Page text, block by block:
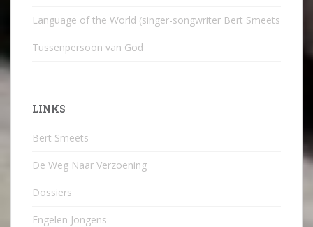
Language of the World (singer-songwriter Bert Smeets
Tussenpersoon van God
LINKS
Bert Smeets
De Weg Naar Verzoening
Dossiers
Engelen Jongens